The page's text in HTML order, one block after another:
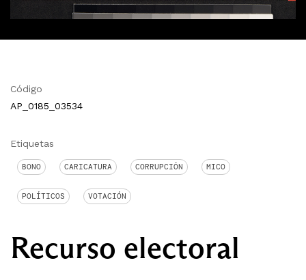
Código
AP_0185_03534
Etiquetas
BONO CARICATURA CORRUPCIÓN MICO
POLÍTICOS VOTACIÓN
Recurso electoral